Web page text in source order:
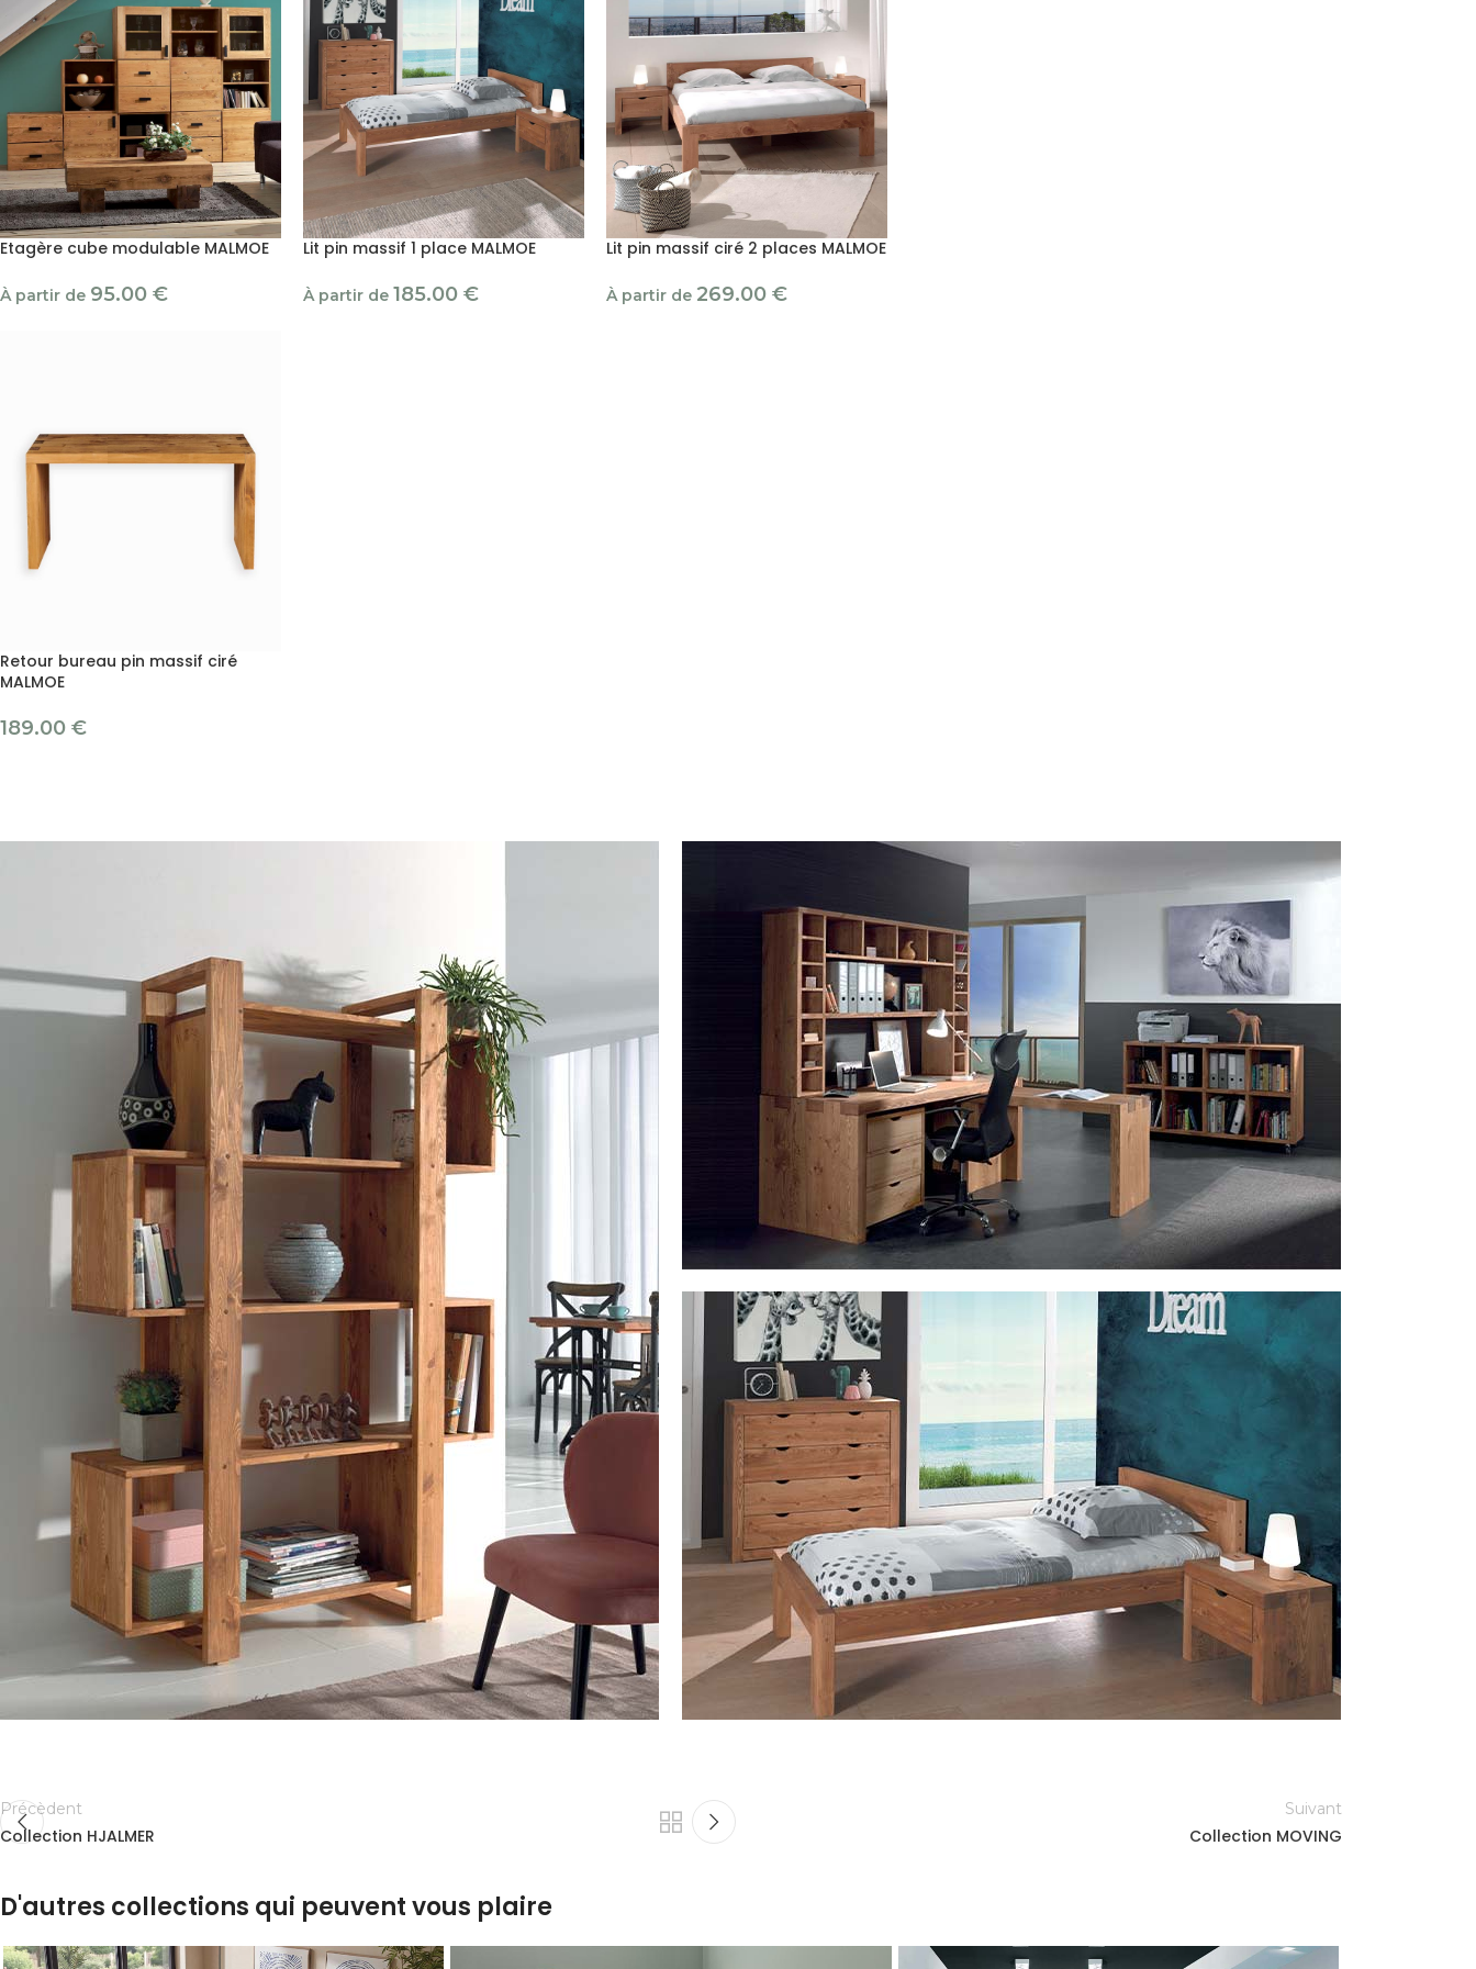
Etagère cube modulable MALMOE
À partir de 95.00 €
Lit pin massif 1 place MALMOE
À partir de 185.00 €
Lit pin massif ciré 2 places MALMOE
À partir de 269.00 €
Retour bureau pin massif ciré
MALMOE
189.00 €
Précèdent
Collection HJALMER
Suivant
Collection MOVING
D'autres collections qui peuvent vous plaire